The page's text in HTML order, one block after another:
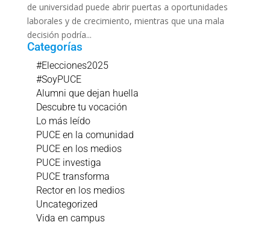
de universidad puede abrir puertas a oportunidades
laborales y de crecimiento, mientras que una mala
decisión podría...
Categorías
#Elecciones2025
#SoyPUCE
Alumni que dejan huella
Descubre tu vocación
Lo más leído
PUCE en la comunidad
PUCE en los medios
PUCE investiga
PUCE transforma
Rector en los medios
Uncategorized
Vida en campus